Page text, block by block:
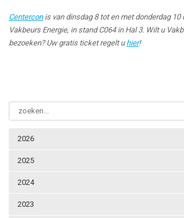
2026
2025
2024
2023
Centerconis van dinsdag 8 tot en met donderdag 10
Vakbeurs Energie, in stand C064 in Hal 3. Wilt u
bezoeken? Uw gratis ticket regelt u hier!